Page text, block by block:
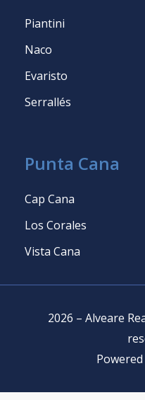
Piantini
Naco
Evaristo
Serrallés
Punta Cana
Cap Cana
Los Corales
Vista Cana
2026 – Alveare